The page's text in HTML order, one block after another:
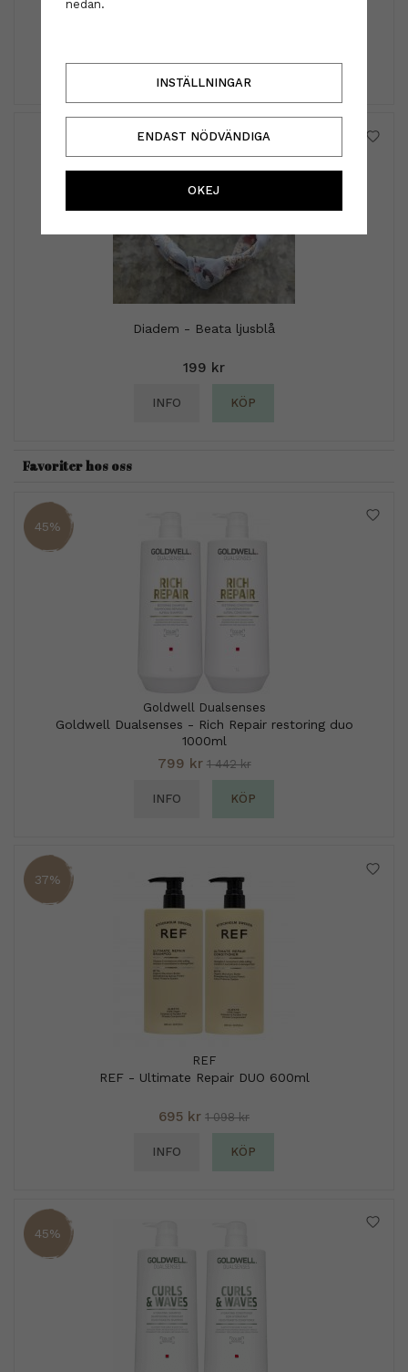
INFO KÖP
Diadem - Beata ljusblå
199 kr
INFO KÖP
Favoriter hos oss
45%
Goldwell Dualsenses
Goldwell Dualsenses - Rich Repair restoring duo
1000ml
799 kr 1 442 kr
INFO KÖP
37%
REF
REF - Ultimate Repair DUO 600ml
695 kr 1 098 kr
INFO KÖP
45%
nedan.
INSTÄLLNINGAR
ENDAST NÖDVÄNDIGA
OKEJ